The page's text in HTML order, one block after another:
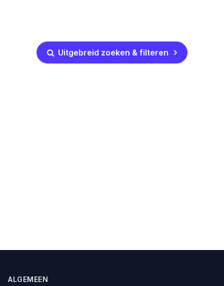
Uitgebreid zoeken & filteren
ALGEMEEN